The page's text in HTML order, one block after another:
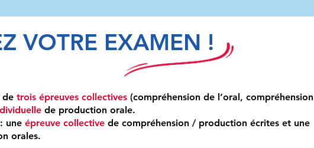
VOTRE EXAMEN !
de trois épreuves collectives (compréhension de l’oral, compréhension
de production orale.
: une épreuve collective de compréhension / production écrites et une
orales.